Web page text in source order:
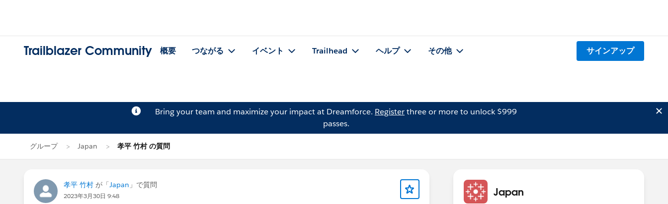
Trailblazer Community 概要 つながる イベント Trailhead ヘルプ その他 サインアップ
Bring your team and maximize your impact at Dreamforce. Registerthree or more to unlock $999
passes.
グループ Japan 孝平 竹村 の質問
孝平 竹村 が「Japan 」で質問
2023年3月30日 9:48 Japan